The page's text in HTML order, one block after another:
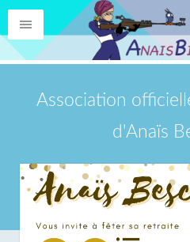
Association
d'Anaïs